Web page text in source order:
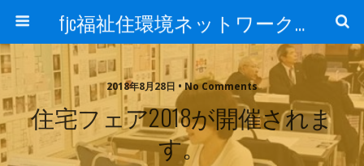
fjc福祉住環境ネットワーク会議
2018年8月28日 • No Comments
住宅フェア2018が開催されま
す。